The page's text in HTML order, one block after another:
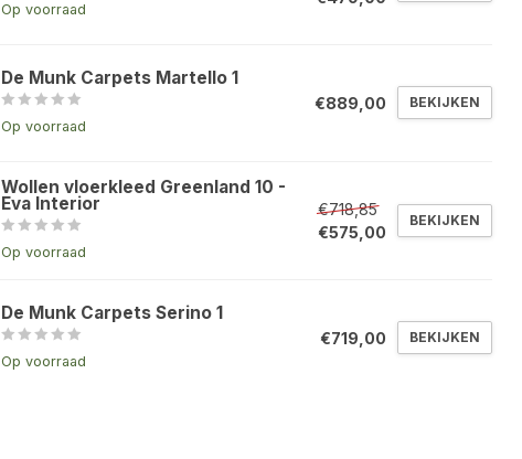
Op voorraad
De Munk Carpets Martello 1
Op voorraad
€889,00 BEKIJKEN
Wollen vloerkleed Greenland 10 -
Eva Interior
Op voorraad
€718,85
€575,00
BEKIJKEN
De Munk Carpets Serino 1
Op voorraad
€719,00 BEKIJKEN